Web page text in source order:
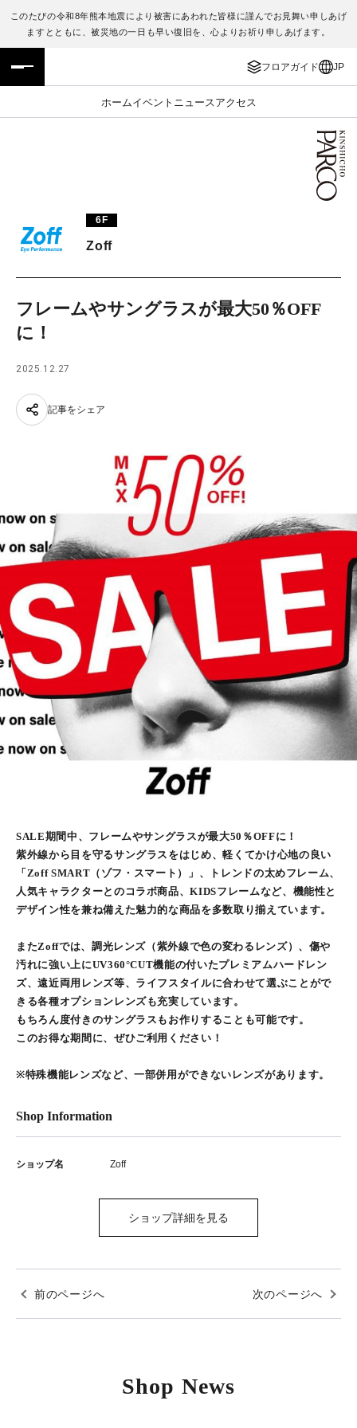
このたびの令和8年熊本地震により被害にあわれた皆様に謹んでお見舞い申しあげ
ますとともに、被災地の一日も早い復旧を、心よりお祈り申しあげます。
フロアガイド JP
ホームイベント ニュース アクセス
フロアガイド
施設案内・アクセス
TAX FREE
JP
ENGLISH
繁体字
日本語
6F
Zoff
フレームやサングラスが最大50％OFF
に！
2025.12.27
記事をシェア
SALE期間中、フレームやサングラスが最大50％OFFに！
紫外線から目を守るサングラスをはじめ、軽くてかけ心地の良い
「Zoff SMART（ゾフ・スマート）」、トレンドの太めフレーム、
人気キャラクターとのコラボ商品、KIDSフレームなど、機能性と
デザイン性を兼ね備えた魅力的な商品を多数取り揃えています。
またZoffでは、調光レンズ（紫外線で色の変わるレンズ）、傷や
汚れに強い上にUV360°CUT機能の付いたプレミアムハードレン
ズ、遠近両用レンズ等、ライフスタイルに合わせて選ぶことがで
きる各種オプションレンズも充実しています。
もちろん度付きのサングラスもお作りすることも可能です。
このお得な期間に、ぜひご利用ください！
※特殊機能レンズなど、一部併用ができないレンズがあります。
Shop Information
ショップ名 Zoff
ショップ詳細を見る
前のページへ 次のページへ
Shop News